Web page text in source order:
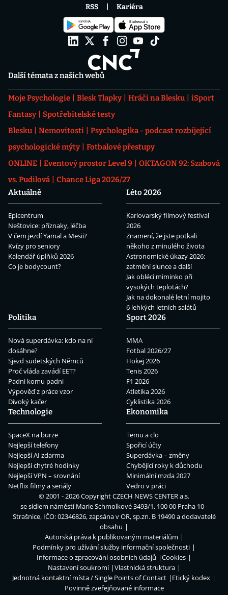
Další témata z našich webů
Moje Psychologie Blesk Tlapky Hráči na Blesku
iSport
Fantasy
Spotřebitelské testy
Blesku
Nemovitosti
Psychologika - podcast rozbíjející
psychologické mýty
Fotbalové přestupy
ONLINE
Eventový prostor Level 9
OKTAGON 92: Szabová
vs. Pudilová
Chance Liga 2026/27
Aktuálně
Epicentrum
Neštovice: příznaky, léčba
V čem jezdí Yamal a Mesii?
Kvízy pro seniory
Kalendář úplňků 2026
Co je bodycount?
Léto 2026
Karlovarský filmový festival
2026
Znamení, že jste potkali
někoho z minulého života
Astronomické úkazy 2026:
zatmění slunce a další
Jak obléci miminko při
vysokých teplotách?
Jak na dokonalé letní mojito
6 lehkých letních salátů
Politika
Nová superdávka: kdo na ní
dosáhne?
Sjezd sudetských Němců
Proč vláda zavádí EET?
Padni komu padni
Výpověď z práce vzor
Divoký kačer
Sport 2026
MMA
Fotbal 2026/27
Hokej 2026
Tenis 2026
F1 2026
Atletika 2026
Cyklistika 2026
Technologie
SpaceX na burze
Nejlepší telefony
Nejlepší AI zdarma
Nejlepší chytré hodinky
Nejlepší VPN – srovnání
Netflix filmy a seriály
Ekonomika
Temu a clo
Spořicí účty
Superdávka – změny
Chybějící roky k důchodu
Minimální mzda 2027
Vedro v práci
RSS Kariéra
© 2001 - 2026 CopyrightCZECH NEWS CENTER a.s.
se sídlem náměstí Marie Schmolkové 3493/1, 100 00 Praha 10 -
Strašnice, IČO: 02346826, zapsána v OR, sp.zn. B 19490 a dodavatelé
obsahu
Autorská práva k publikovaným materiálům
Podmínky pro užívání služby informační společnosti
Informace o zpracování osobních údajů
Cookies
Nastavení soukromí
Vlastnická struktura
Jednotná kontaktní místa / Single Points of Contact
Etický kodex
Povinně zveřejňované informace